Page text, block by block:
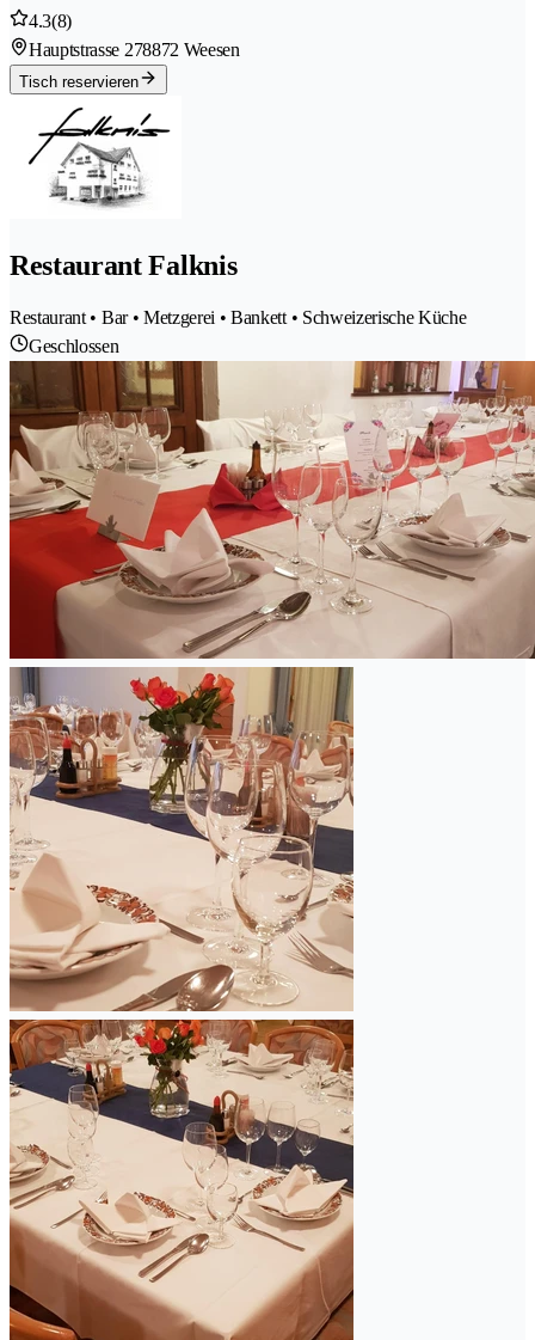
4.3(8)
Hauptstrasse 278872 Weesen
Tisch reservieren
Restaurant Falknis
Restaurant • Bar • Metzgerei • Bankett • Schweizerische Küche
Geschlossen